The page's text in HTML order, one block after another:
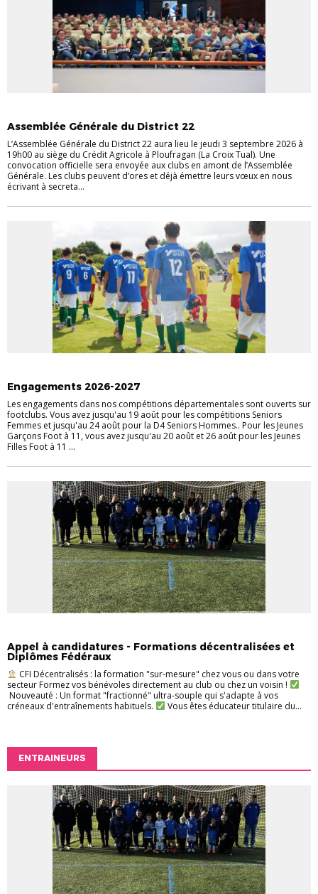
Assemblée Générale du District 22
L’Assemblée Générale du District 22 aura lieu le jeudi 3 septembre 2026 à
19h00 au siège du Crédit Agricole à Ploufragan (La Croix Tual). Une
convocation officielle sera envoyée aux clubs en amont de l’Assemblée
Générale. Les clubs peuvent d’ores et déjà émettre leurs vœux en nous
écrivant à secreta...
Engagements 2026-2027
Les engagements dans nos compétitions départementales sont ouverts sur
footclubs. Vous avez jusqu'au 19 août pour les compétitions Seniors
Femmes et jusqu'au 24 août pour la D4 Seniors Hommes.. Pour les Jeunes
Garçons Foot à 11, vous avez jusqu'au 20 août et 26 août pour les Jeunes
Filles Foot à 11 ...
Appel à candidatures - Formations décentralisées et
Diplômes Fédéraux
CFI Décentralisés : la formation "sur-mesure" chez vous ou dans votre
secteur Formez vos bénévoles directement au club ou chez un voisin !
Nouveauté : Un format "fractionné" ultra-souple qui s'adapte à vos
créneaux d'entraînements habituels.
Vous êtes éducateur titulaire du...
ENTRAINEURS